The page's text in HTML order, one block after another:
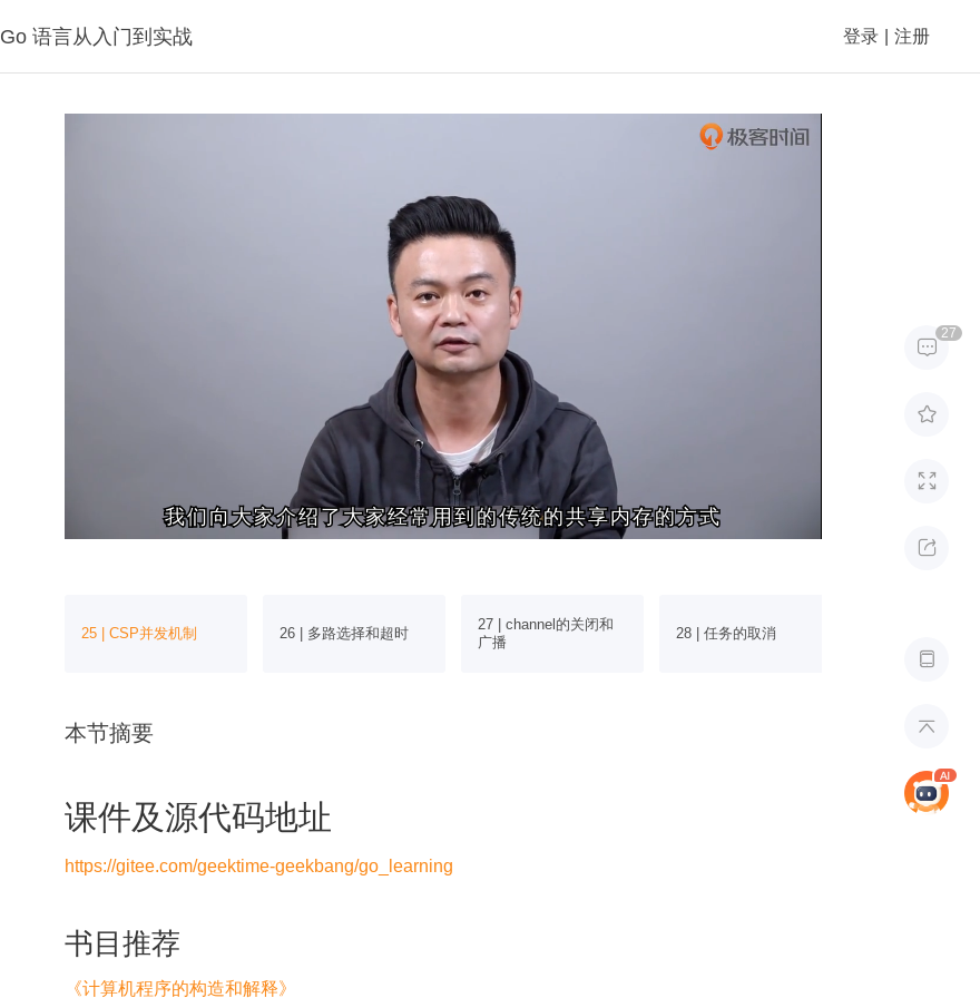
Go 语言从入门到实战 登录 注册

27





我们向大家介绍了大家经常用到的传统的共享内存的方式
我们向大家介绍了大家经常用到的传统的共享内存的方式
25 | CSP并发机制 26 | 多路选择和超时
27 | channel的关闭和
广播
28 | 任务的取消
本节摘要
课件及源代码地址
https://gitee.com/geektime-geekbang/go_learning
书目推荐
《计算机程序的构造和解释》